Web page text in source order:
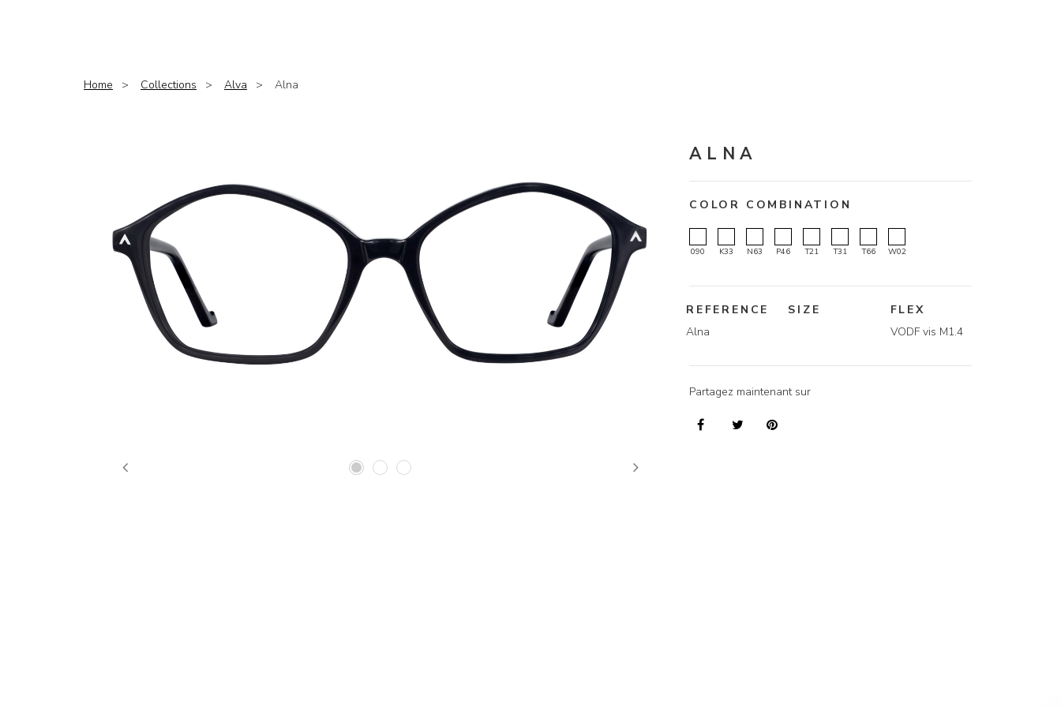
Home Collections Alva Alna
Previous Next
ALNA
COLOR COMBINATION
090 K33 N63 P46 T21 T31 T66 W02
REFERENCE
Alna
SIZE
FLEX
VODF vis M1.4
Partagez maintenant sur